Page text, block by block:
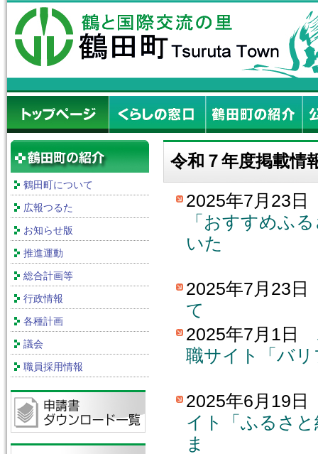
鶴田町について
広報つるた
お知らせ版
推進運動
総合計画等
行政情報
各種計画
議会
職員採用情報
令和７年度掲載情
2025年7月23
「おすすめふ
いた
2025年7月23
て
2025年7月1日
職サイト「バ
2025年6月19
イト「ふるさ
ま